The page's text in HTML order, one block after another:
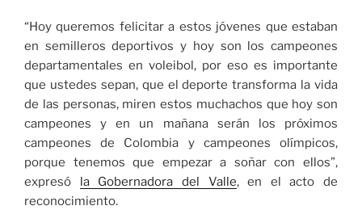
“Hoy queremos felicitar a estos jóvenes que estaban
en semilleros deportivos y hoy son los campeones
departamentales en voleibol, por eso es importante
que ustedes sepan, que el deporte transforma la vida
de las personas, miren estos muchachos que hoy son
campeones y en un mañana serán los próximos
campeones de Colombia y campeones olímpicos,
porque tenemos que empezar a soñar con ellos”,
expresó la Gobernadora del Valle, en el acto de
reconocimiento.